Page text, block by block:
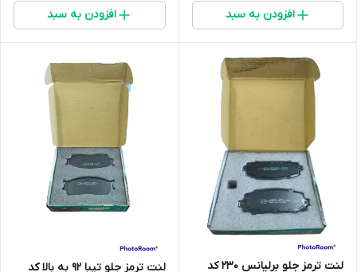
افزودن به سبد افزودن به سبد
لنت ترمز جلو برلیانس 230 کد
لنت ترمز جلو تیبا 92 به بالا کد